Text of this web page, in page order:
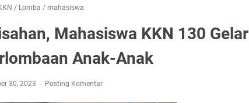
/ Lomba / mahasiswa
Mahasiswa KKN 130 Gelar
Anak-Anak
30, 2023 Posting Komentar